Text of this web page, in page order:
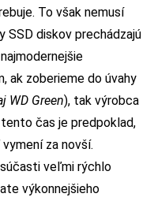
To však nemusí
diskov prechádzajú
ak zoberieme do úvahy
WD Green), tak výrobca
čas je predpoklad,
za novší.
veľmi rýchlo
výkonnejšieho